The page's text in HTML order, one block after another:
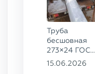
Труба
бесшовная
273×24 ГОСТ
9941-81 сталь
15.06.2026